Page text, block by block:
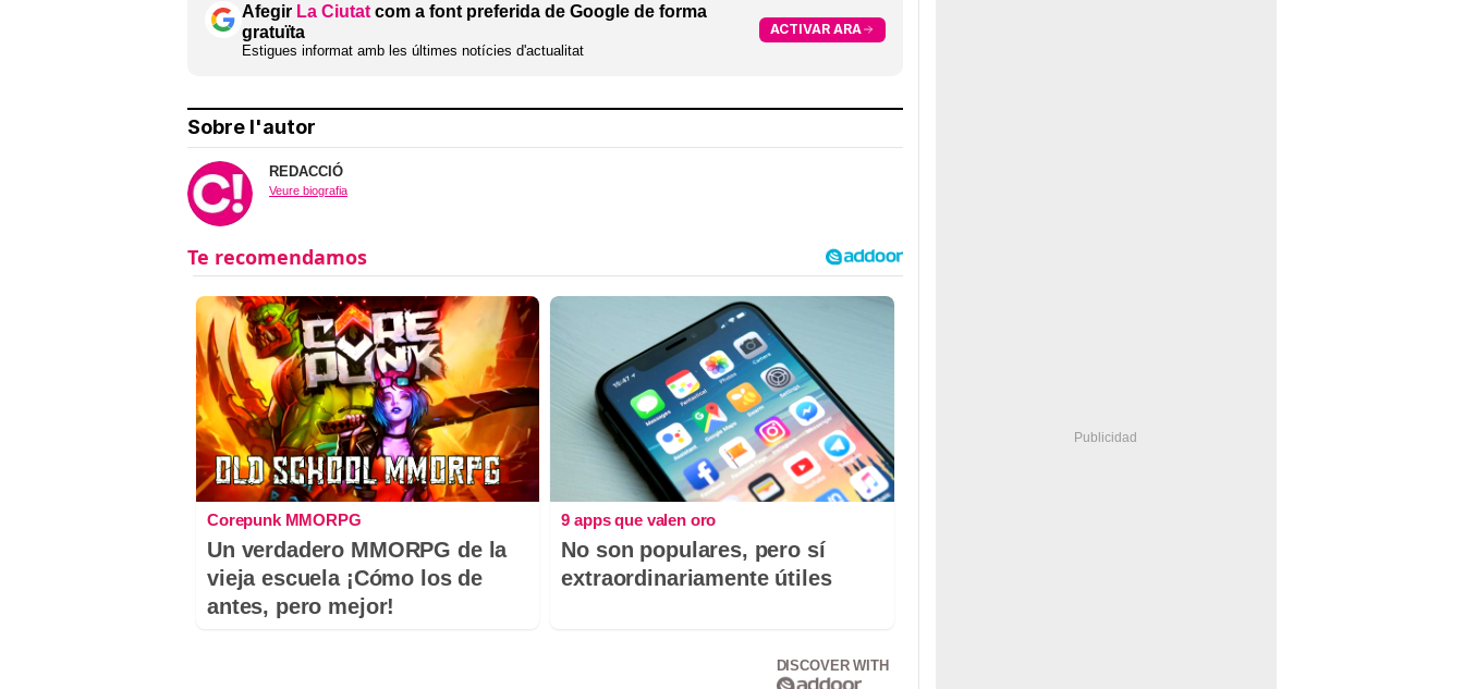
Afegir La Ciutat com a font preferida de Google de forma
gratuïta
Estigues informat amb les últimes notícies d'actualitat
ACTIVAR ARA
Sobre l'autor
REDACCIÓ
Veure biografia
Corepunk MMORPG
Un verdadero MMORPG de la
vieja escuela ¡Cómo los de
antes, pero mejor!
9 apps que valen oro
No son populares, pero sí
extraordinariamente útiles
DISCOVER WITH